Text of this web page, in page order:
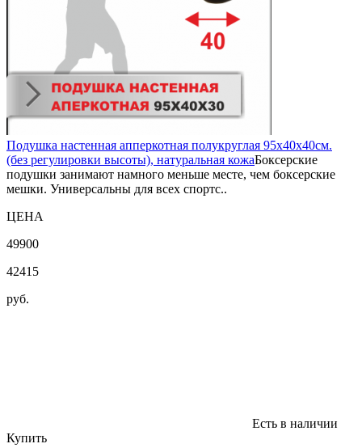
Подушка настенная апперкотная полукруглая 95х40х40см.
(без регулировки высоты), натуральная кожаБоксерские
подушки занимают намного меньше месте, чем боксерские
мешки. Универсальны для всех спортс..
ЦЕНА
49900
42415
руб.
Есть в наличии
Купить